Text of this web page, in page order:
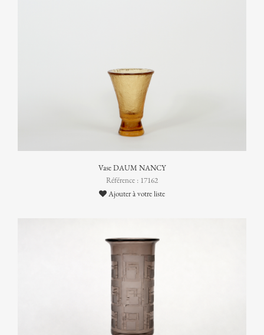
Vase DAUM NANCY
Référence : 17162
Ajouter à votre liste